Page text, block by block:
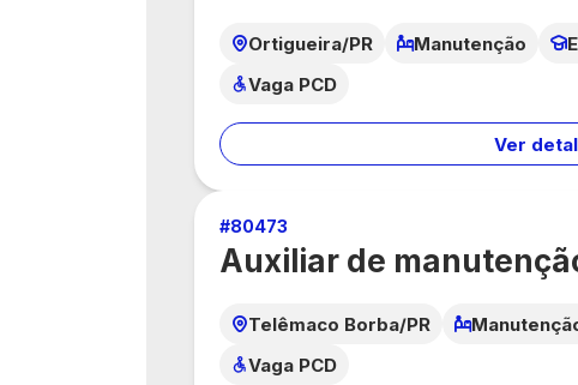
Ortigueira/PR Manutenção
Vaga PCD
Ver
#80473
Auxiliar de
Telêmaco Borba/PR
Vaga PCD